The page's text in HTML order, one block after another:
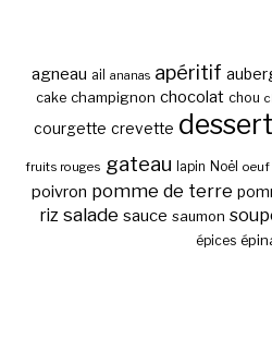
agneau ail ananas apéritif
cake champignon chocolat chou
courgette crevette dessert
fruits rouges gateau lapin Noël oeuf
poivron pomme de terre
riz salade sauce saumon
épices